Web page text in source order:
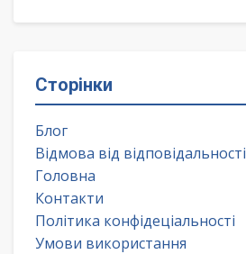
Сторінки
Блог
Відмова від відповідальності
Головна
Контакти
Політика конфідеціальності
Умови використання